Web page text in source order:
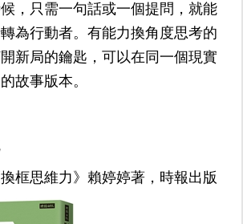
，只需一句話或一個提問，就能
為行動者。有能力換角度思考的
新局的鑰匙，可以在同一個現實
故事版本。
框思維力》賴婷婷著，時報出版